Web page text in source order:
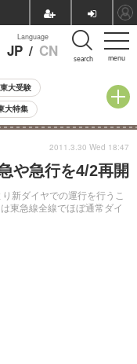
menu
Language
JP / CN search
東大受験
大特集
小学校受験
人気記事
向け） ランキング
や急行を4/2再開
新ダイヤでの運行を行うこ
東急線全線でほぼ通常ダイ
2011.3.30 Wed 18:47